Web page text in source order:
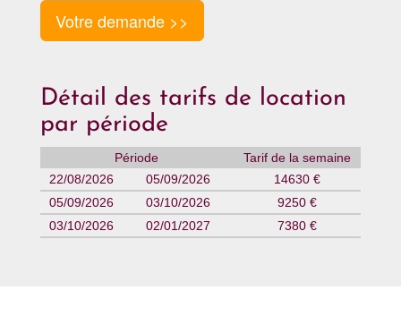
Votre demande >>
Détail des tarifs de location
par période
Période
Tarif de la semaine
22/08/2026
05/09/2026
14630 €
05/09/2026
03/10/2026
9250 €
03/10/2026
02/01/2027 7380 €